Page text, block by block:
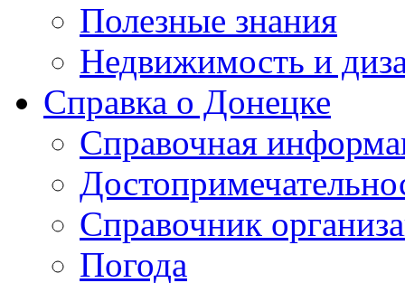
Полезные знания
Недвижимость и
Справка о Донецке
Справочная
Справочник
Погода